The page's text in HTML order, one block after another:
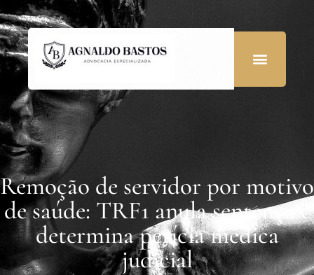
Remoção de servidor por motivo
de saúde: TRF1 anula sentença e
determina perícia médica
judicial